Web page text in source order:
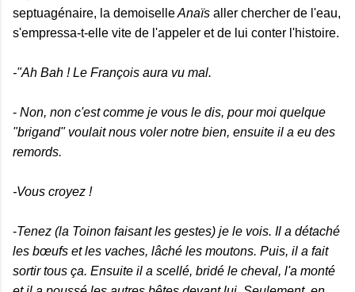
septuagénaire, la demoiselleAnaïs aller chercher de l'eau,
s'empressa-t-elle vite de l'appeler et de lui conter l'histoire.
-"Ah Bah ! Le François aura vu mal.
- Non, non c'est comme je vous le dis, pour moi quelque
"brigand" voulait nous voler notre bien, ensuite il a eu des
remords.
-Vous croyez !
-Tenez (la Toinon faisant les gestes) je le vois. Il a détaché
les bœufs et les vaches, lâché les moutons. Puis, il a fait
sortir tous ça. Ensuite il a scellé, bridé le cheval, l'a monté